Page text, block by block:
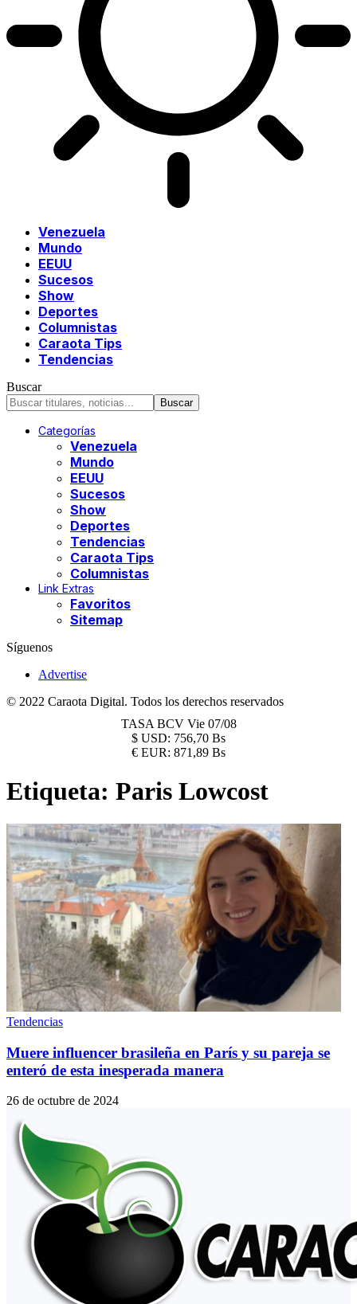
Venezuela
Mundo
EEUU
Sucesos
Show
Deportes
Columnistas
Caraota Tips
Tendencias
Buscar
Categorías
Venezuela
Mundo
EEUU
Sucesos
Show
Deportes
Tendencias
Caraota Tips
Columnistas
Link Extras
Favoritos
Sitemap
Síguenos
Advertise
© 2022 Caraota Digital. Todos los derechos reservados
TASA BCV Vie 07/08
$ USD: 756,70 Bs
€ EUR: 871,89 Bs
Etiqueta: Paris Lowcost
Tendencias
Muere influencer brasileña en París y su pareja se
enteró de esta inesperada manera
26 de octubre de 2024